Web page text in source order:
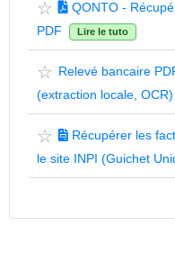
☆
QONTO -
PDF
Lire le tuto
☆ Relevé bancaire
(extraction locale, OCR)
☆
Récupérer les
le site INPI (Guichet